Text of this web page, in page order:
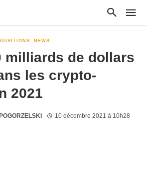
NEWS
milliards de dollars
les crypto-
2021
10 décembre 2021 à 10h28